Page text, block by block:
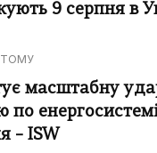
9 серпня в
масштабну
по
– ISW